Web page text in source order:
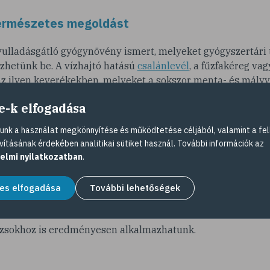
megoldást
gyógynövény ismert, melyeket gyógyszertári
be. A vízhajtó hatású csalánlevél, a fűzfakéreg
ilyen keverékekben, melyeket a sokszor menta- és
hatékony a gyöngyvessző (
E leveleket hideg vízben egy óra hosszat kell áztatni,
fogyasztható napi három-négy csészével. Az Afrika
ördögcsáklya( Harpagophytum procumbens)
hatását ízületi kopással küszködők esetében klinikai
reumás fájdalmakra ajánlott belsőleg és külsőleg
ízületek működését egyaránt serkentő,
is eredményesen alkalmazhatunk.
k elfogadása
a használat megkönnyítése és működtetése céljából, valamint a
érdekében analitikai sütiket használ. További információk az
nyilatkozatban.
elfogadása További lehetőségek